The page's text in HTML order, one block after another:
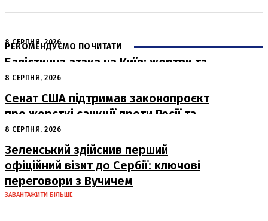
РЕКОМЕНДУЄМО ПОЧИТАТИ
8 СЕРПНЯ, 2026
Балістична атака на Київ: жертви та
руйнування
8 СЕРПНЯ, 2026
Сенат США підтримав законопроєкт
про жорсткі санкції проти Росії та
Ірану
8 СЕРПНЯ, 2026
Зеленський здійснив перший
офіційний візит до Сербії: ключові
переговори з Вучичем
ЗАВАНТАЖИТИ БІЛЬШЕ